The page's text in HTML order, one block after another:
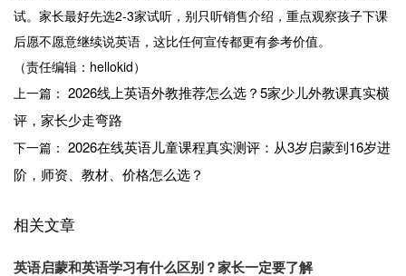
试。家长最好先选2-3家试听，别只听销售介绍，重点观察孩子下课
后愿不愿意继续说英语，这比任何宣传都更有参考价值。
（责任编辑：hellokid）
上一篇： 2026线上英语外教推荐怎么选？5家少儿外教课真实横
评，家长少走弯路
下一篇： 2026在线英语儿童课程真实测评：从3岁启蒙到16岁进
阶，师资、教材、价格怎么选？
相关文章
英语启蒙和英语学习有什么区别？家长一定要了解